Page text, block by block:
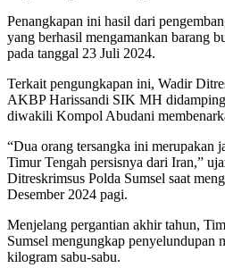
Penangkapan ini hasil dari
yang berhasil mengamankan barang
pada tanggal 23 Juli 2024.
Terkait pengungkapan ini, Wadir
AKBP Harissandi SIK MH
diwakili Kompol Abudani
“Dua orang tersangka ini merupakan
Timur Tengah persisnya dari Iran,”
Ditreskrimsus Polda Sumsel saat
Desember 2024 pagi.
Menjelang pergantian akhir tahun,
Sumsel mengungkap penyelundupan
kilogram sabu-sabu.